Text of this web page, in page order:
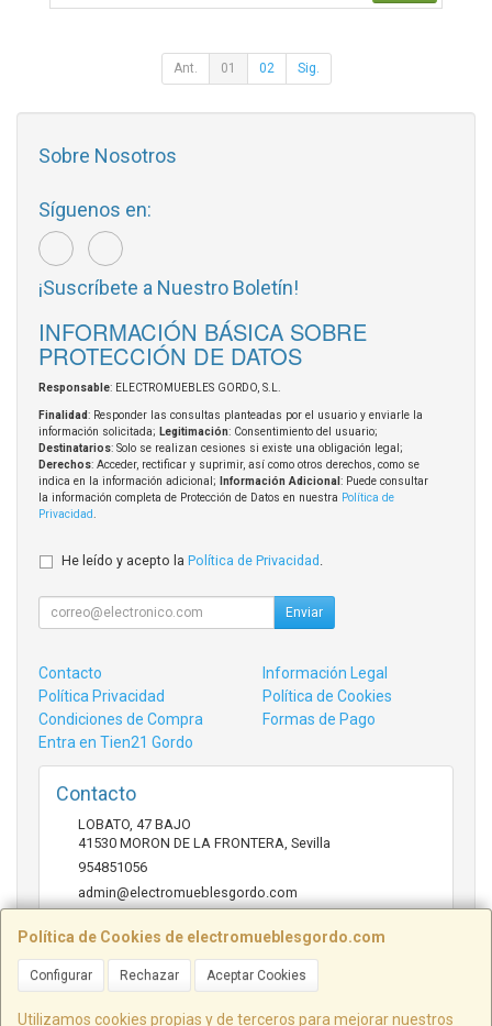
Ant. 01 02 Sig.
Política de Cookies de electromueblesgordo.com
Configurar Rechazar Aceptar Cookies
Utilizamos cookies propias y de terceros para mejorar nuestros
Sobre Nosotros
Síguenos en:
¡Suscríbete a Nuestro Boletín!
INFORMACIÓN BÁSICA SOBRE
PROTECCIÓN DE DATOS
Responsable: ELECTROMUEBLES GORDO, S.L.
Finalidad: Responder las consultas planteadas por el usuario y enviarle la
información solicitada; Legitimación: Consentimiento del usuario;
Destinatarios: Solo se realizan cesiones si existe una obligación legal;
Derechos: Acceder, rectificar y suprimir, así como otros derechos, como se
indica en la información adicional;
Información Adicional : Puede consultar
la información completa de Protección de Datos en nuestra Política de
Privacidad
He leído y acepto la Política de Privacidad
Enviar
Contacto
Información Legal
Política Privacidad
Política de Cookies
Condiciones de Compra
Formas de Pago
Entra en Tien21 Gordo
Contacto
LOBATO, 47 BAJO
41530 MORON DE LA FRONTERA Sevilla
954851056
admin@electromueblesgordo.com
Horario
cerrado.